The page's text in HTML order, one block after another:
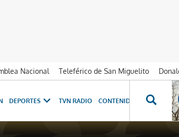
Nacional Teleférico de San Miguelito
DEPORTES TVN RADIO CONTENIDOS ESPECIALES